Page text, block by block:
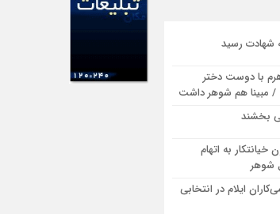
۷۱۴ دستگاه اتوبوس در پایانه برکت مهران
شهادت رسید
با دوست دختر
مبینا هم شوهر داشت
بخشند
خیانتکار به اتهام
شوهر
ایلام در انتخابی